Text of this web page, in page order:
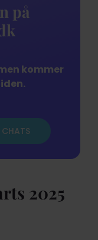
på
kommer
CHATS
2025